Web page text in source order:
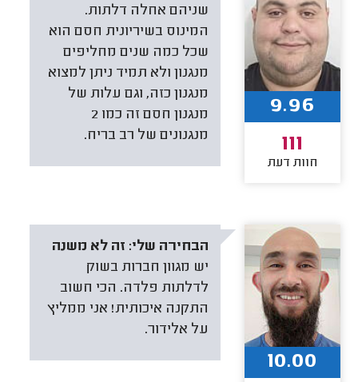
שניהם אחלה דלתות.
המינוס בשיריונית חסם הוא
שכל כמה שנים מחליפים
מנגנון ולא תמיד ניתן למצוא
מנגנון כזה, וגם עלות של
מנגנון חסם זה כמו 2
מנגנונים של רב בריח.
9.96
111
חוות דעת
הבחירה שלי: זה לא משנה
יש מגוון חברות בשוק
לדלתות פלדה. הכי חשוב
התקנה איכותית! אני ממליץ
על אלידור.
10.00